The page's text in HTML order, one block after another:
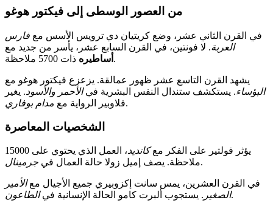
من العصور الوسطى إلى فيكتور هوغو
في القرن الثاني عشر، وضع كريتيان دي ترويس الأسس مع فارس
العربة. لا فونتين، في القرن السابع عشر، يأسر من جديد مع
أساطيره ذات 5700 ملاحظة.
يشهد القرن التاسع عشر ظهور عمالقة. يزعزع فيكتور هوغو مع
البؤساء. يستكشف ستندال النفس البشرية فيالأحمر والأسود. يغير
فلاوبير الرواية مع مدام بوفاري .
الشخصيات المعاصرة
يؤثر فولتير على الفكر معكانديد
، العمل الذي يحتوي على 15000
ملاحظة. يصف إميل زولا حالة العمال في جرمينال .
في القرن العشرين، يمس سانت إكزوبيري جميع الأجيال معالأمير
الصغير . يستجوب ألبرت كامو الحالة الإنسانية فيالطاعون .